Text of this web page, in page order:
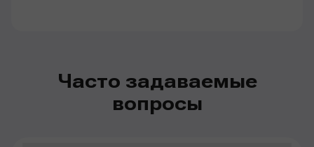
Часто задаваемые
вопросы